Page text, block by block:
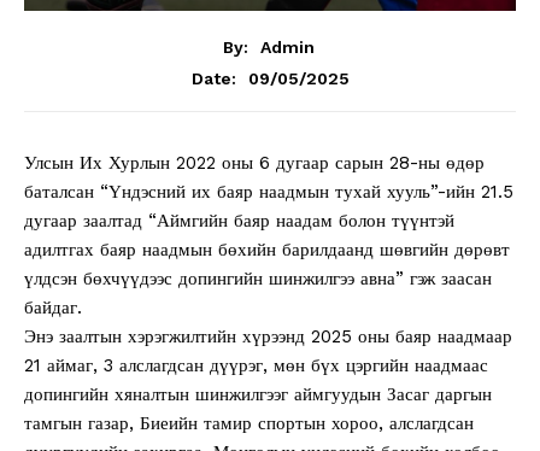
By:
Admin
Date:
09/05/2025
Улсын Их Хурлын 2022 оны 6 дугаар сарын 28-ны өдөр
баталсан “Үндэсний их баяр наадмын тухай хууль”-ийн 21.5
дугаар заалтад “Аймгийн баяр наадам болон түүнтэй
адилтгах баяр наадмын бөхийн барилдаанд шөвгийн дөрөвт
үлдсэн бөхчүүдээс допингийн шинжилгээ авна” гэж заасан
байдаг.
Энэ заалтын хэрэгжилтийн хүрээнд 2025 оны баяр наадмаар
21 аймаг, 3 алслагдсан дүүрэг, мөн бүх цэргийн наадмаас
допингийн хяналтын шинжилгээг аймгуудын Засаг даргын
тамгын газар, Биеийн тамир спортын хороо, алслагдсан